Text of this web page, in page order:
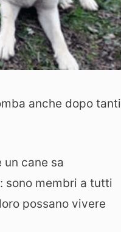
anche dopo tanti
cane sa
sono membri a tutti
possano vivere